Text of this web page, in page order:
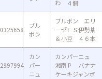
わ ４個
ブル
ボン
ブルボン エリ
ーゼＦＳ伊勢茶
＆小豆 ４６本
カン
パー
ニュ
カンパーニュ
湘南Ｐ バナナ
ケーキジャンボ